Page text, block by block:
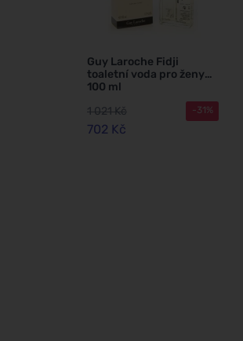
Guy Laroche Fidji
toaletní voda pro ženy
100 ml
1 021 Kč
702 Kč
-31%